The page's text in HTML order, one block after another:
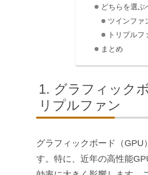
どちらを選ぶ
ツインファ
トリプル
まとめ
グラフィック
リプルファン
グラフィックボード（
す。特に、近年の高性能